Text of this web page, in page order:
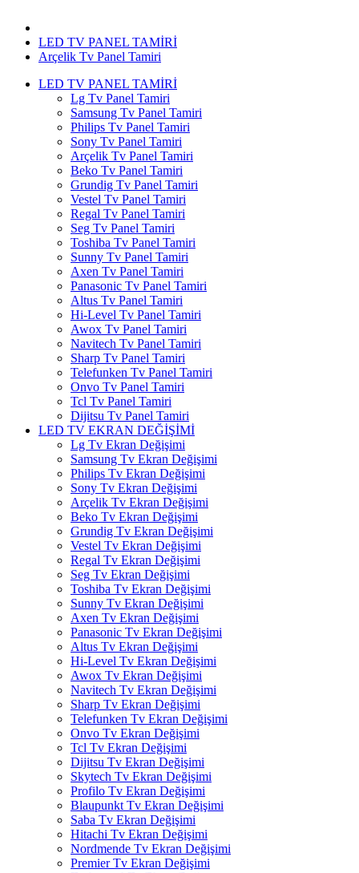
LED TV PANEL TAMİRİ
Arçelik Tv Panel Tamiri
LED TV PANEL TAMİRİ
Lg Tv Panel Tamiri
Samsung Tv Panel Tamiri
Philips Tv Panel Tamiri
Sony Tv Panel Tamiri
Arçelik Tv Panel Tamiri
Beko Tv Panel Tamiri
Grundig Tv Panel Tamiri
Vestel Tv Panel Tamiri
Regal Tv Panel Tamiri
Seg Tv Panel Tamiri
Toshiba Tv Panel Tamiri
Sunny Tv Panel Tamiri
Axen Tv Panel Tamiri
Panasonic Tv Panel Tamiri
Altus Tv Panel Tamiri
Hi-Level Tv Panel Tamiri
Awox Tv Panel Tamiri
Navitech Tv Panel Tamiri
Sharp Tv Panel Tamiri
Telefunken Tv Panel Tamiri
Onvo Tv Panel Tamiri
Tcl Tv Panel Tamiri
Dijitsu Tv Panel Tamiri
LED TV EKRAN DEĞİŞİMİ
Lg Tv Ekran Değişimi
Samsung Tv Ekran Değişimi
Philips Tv Ekran Değişimi
Sony Tv Ekran Değişimi
Arçelik Tv Ekran Değişimi
Beko Tv Ekran Değişimi
Grundig Tv Ekran Değişimi
Vestel Tv Ekran Değişimi
Regal Tv Ekran Değişimi
Seg Tv Ekran Değişimi
Toshiba Tv Ekran Değişimi
Sunny Tv Ekran Değişimi
Axen Tv Ekran Değişimi
Panasonic Tv Ekran Değişimi
Altus Tv Ekran Değişimi
Hi-Level Tv Ekran Değişimi
Awox Tv Ekran Değişimi
Navitech Tv Ekran Değişimi
Sharp Tv Ekran Değişimi
Telefunken Tv Ekran Değişimi
Onvo Tv Ekran Değişimi
Tcl Tv Ekran Değişimi
Dijitsu Tv Ekran Değişimi
Skytech Tv Ekran Değişimi
Profilo Tv Ekran Değişimi
Blaupunkt Tv Ekran Değişimi
Saba Tv Ekran Değişimi
Hitachi Tv Ekran Değişimi
Nordmende Tv Ekran Değişimi
Premier Tv Ekran Değişimi